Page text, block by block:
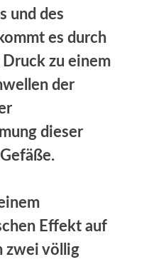
und des
es durch
zu einem
der
dieser
Effekt auf
zwei völlig